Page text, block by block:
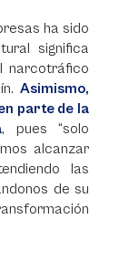
ha sido
significa
narcotráfico
Asimismo,
parte de la
, pues “solo
alcanzar
las
de su